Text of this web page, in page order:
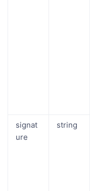
signat
ure
string